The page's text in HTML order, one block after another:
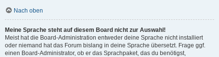
Nach oben
Meine Sprache steht auf diesem Board nicht zur Auswahl!
Meist hat die Board-Administration entweder deine Sprache nicht installiert
oder niemand hat das Forum bislang in deine Sprache übersetzt. Frage ggf.
einen Board-Administrator, ob er das Sprachpaket, das du benötigst,